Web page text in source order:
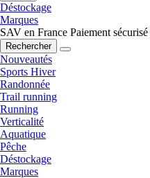
Déstockage
Marques
SAV en France Paiement sécurisé
Rechercher
Nouveautés
Sports Hiver
Randonnée
Trail running
Running
Verticalité
Aquatique
Pêche
Déstockage
Marques